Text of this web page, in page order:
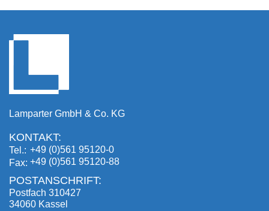
Lamparter GmbH & Co. KG
KONTAKT:
Tel.
+49 (0)561 95120-0
Fax +49 (0)561 95120-88
POSTANSCHRIFT:
Postfach 310427
34060 Kassel